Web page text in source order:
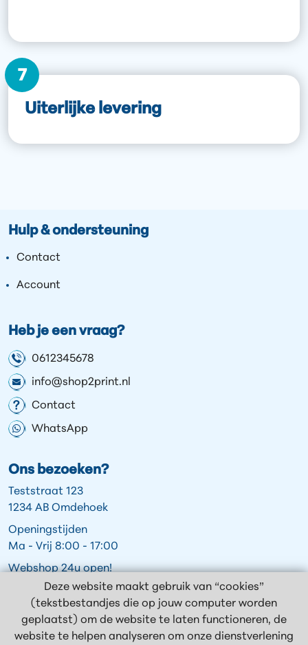
Deze website maakt gebruik van “cookies”
(tekstbestandjes die op jouw computer worden
geplaatst) om de website te laten functioneren, de
website te helpen analyseren om onze dienstverlening
7
Uiterlijke levering
Hulp & ondersteuning
Contact
Account
Heb je een vraag?
0612345678
info@shop2print.nl
Contact
WhatsApp
Ons bezoeken?
Teststraat 123
1234 AB Omdehoek
Openingstijden
Ma - Vrij 8:00 - 17:00
Webshop 24u open!
Volg ons op: